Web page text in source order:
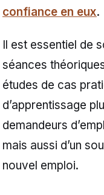
confiance en eux.
Il est essentiel de
séances
études de cas
d’apprentissage
demandeurs
mais aussi d’un
nouvel emploi.